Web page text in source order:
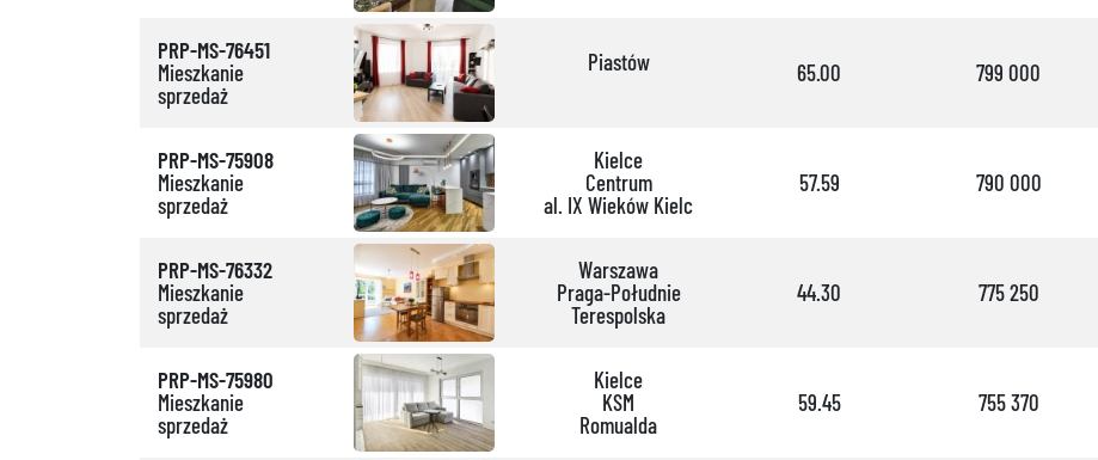
PRP-MS-76451
Mieszkanie
sprzedaż
Piastów 65.00 799 000
PRP-MS-75908
Mieszkanie
sprzedaż
Kielce
Centrum
al. IX Wieków Kielc
57.59 790 000
PRP-MS-76332
Mieszkanie
sprzedaż
Warszawa
Praga-Południe
Terespolska
44.30 775 250
PRP-MS-75980
Mieszkanie
sprzedaż
Kielce
KSM
Romualda
59.45 755 370